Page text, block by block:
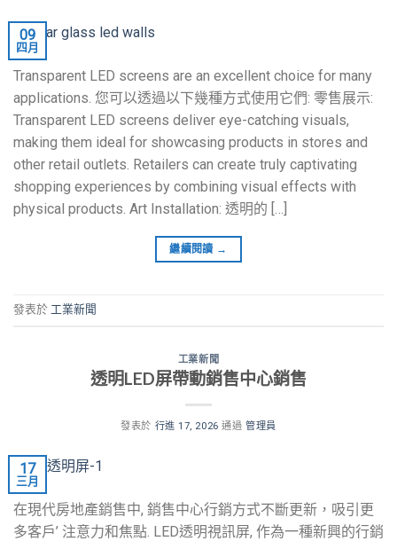
09
四月
Transparent LED screens are an excellent choice for many
applications . 您可以透過以下幾種方式使用它們: 零售展示:
Transparent LED screens deliver eye-catching visuals,
making them ideal for showcasing products in stores and
other retail outlets Retailers can create truly captivating
shopping experiences by combining visual effects with
physical products Art Installation: 透明的 […]
繼續閱讀 →
發表於 工業新聞
工業新聞
透明LED屏帶動銷售中心銷售
發表於 行進 17, 2026 通過 管理員
17
三月
在現代房地產銷售中, 銷售中心行銷方式不斷更新，吸引更
多客戶’ 注意力和焦點. LED透明視訊屏, 作為一種新興的行銷